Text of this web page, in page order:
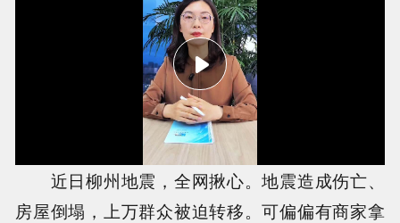
近日柳州地震，全网揪心。地震造成伤亡、
房屋倒塌，上万群众被迫转移。可偏偏有商家拿